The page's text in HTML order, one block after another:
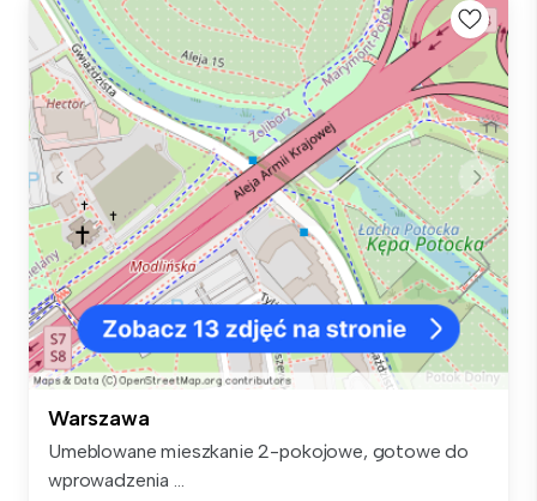
Warszawa
Umeblowane mieszkanie 2-pokojowe, gotowe do
wprowadzenia ...